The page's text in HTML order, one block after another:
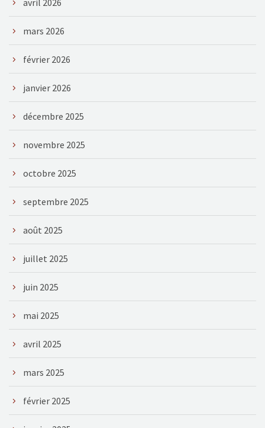
avril 2026
mars 2026
février 2026
janvier 2026
décembre 2025
novembre 2025
octobre 2025
septembre 2025
août 2025
juillet 2025
juin 2025
mai 2025
avril 2025
mars 2025
février 2025